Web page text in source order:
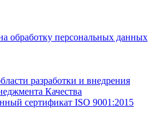
обработку персональных данных
разработки и внедрения
Качества
сертификат ISO 9001:2015